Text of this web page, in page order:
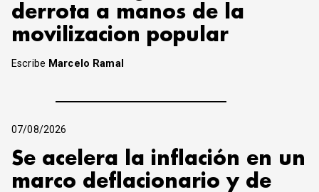
derrota a manos de la
movilizacion popular
Escribe Marcelo Ramal
07/08/2026
Se acelera la inflación en un
marco deflacionario y de